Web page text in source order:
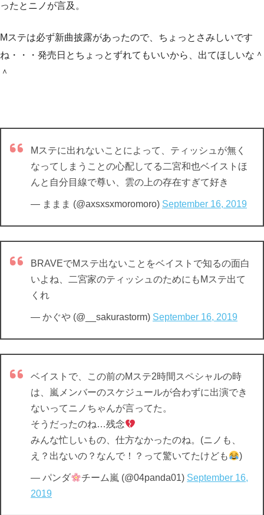
ったとニノが言及。
Mステは必ず新曲披露があったので、ちょっとさみしいです
ね・・・発売日とちょっとずれてもいいから、出てほしいな＾
＾
Mステに出れないことによって、ティッシュが無く
なってしまうことの心配してる二宮和也ベイストほ
んと自分目線で尊い、雲の上の存在すぎて好き
— ままま (@axsxsxmoromoro) September 16, 2019
BRAVEでMステ出ないことをベイストで知るの面白
いよね、二宮家のティッシュのためにもMステ出て
くれ
— かぐや (@__sakurastorm) September 16, 2019
ベイストで、この前のMステ2時間スペシャルの時
は、嵐メンバーのスケジュールが合わずに出演でき
ないってニノちゃんが言ってた。
そうだったのね…残念
みんな忙しいもの、仕方なかったのね。(ニノも、
え？出ないの？なんで！？って驚いてたけども
)
— パンダ チーム嵐 (@04panda01) September 16,
2019